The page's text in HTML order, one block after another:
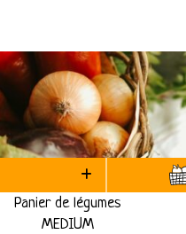
Panier de légumes
MEDIUM